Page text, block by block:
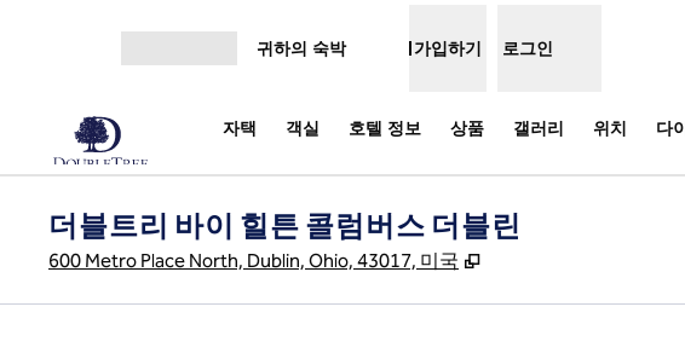
귀하의 숙박 가입하기 로그인
자택 객실 호텔 정보 상품 갤러리 위치 다
더블트리 바이 힐튼 콜럼버스 더블린
600 Metro Place North, Dublin, Ohio, 43017, 미국 ,